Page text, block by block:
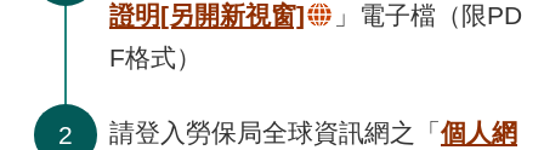
證明[另開新視窗]
」電子檔（限PD
F格式）
2 請登入勞保局全球資訊網之「個人網